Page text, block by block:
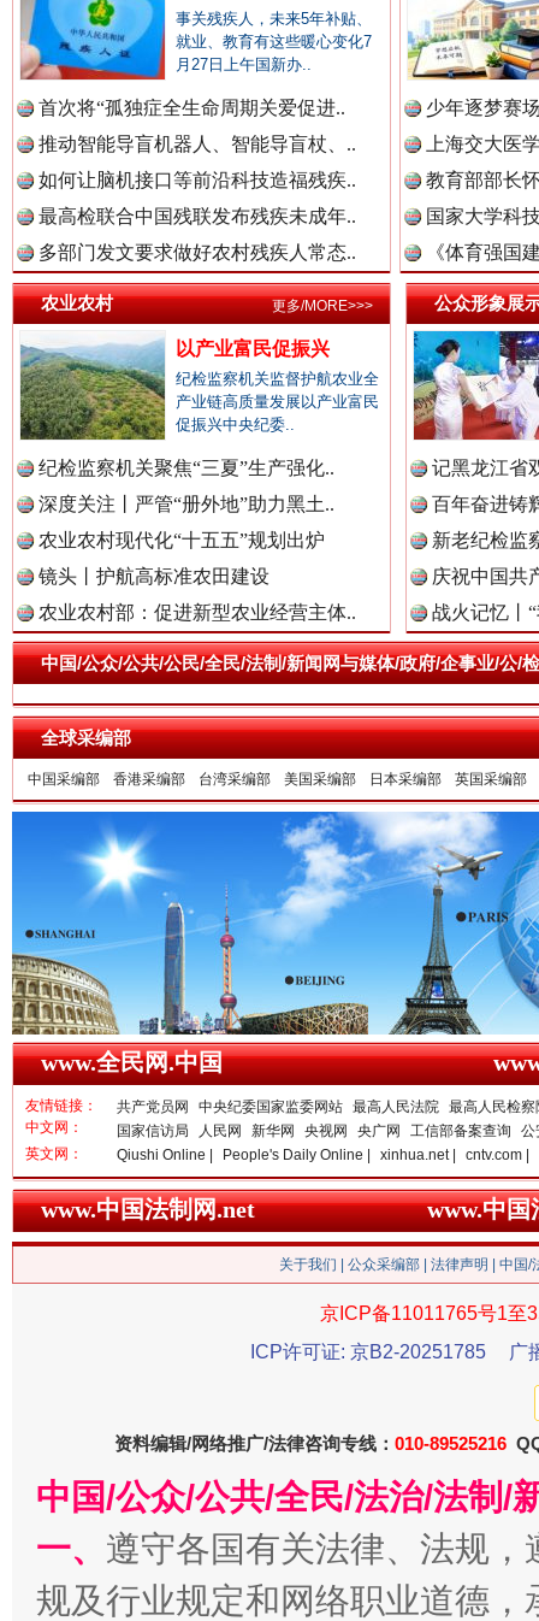
雄关漫道展新颜 “
衣柜里的秘密 高速路
春天里的科技盛宴
巳巳如意，开工大吉！ 三轮上
事关残疾人，未来5年补贴、
就业、教育有这些暖心变化7
月27日上午国新办..
首次将“孤独症全生命周期关爱促进..
推动智能导盲机器人、智能导盲杖、..
如何让脑机接口等前沿科技造福残疾..
最高检联合中国残联发布残疾未成年..
多部门发文要求做好农村残疾人常态..
少年逐梦赛
上海交大医
教育部部长
国家大学科
《体育强国
农业农村
以产业富民促振兴
纪检监察机关监督护航农业全
产业链高质量发展以产业富民
促振兴中央纪委..
纪检监察机关聚焦“三夏”生产强化..
深度关注丨严管“册外地”助力黑土..
农业农村现代化“十五五”规划出炉
镜头丨护航高标准农田建设
农业农村部：促进新型农业经营主体..
更多/MORE>>> 公众形象展
记黑龙江省
百年奋进铸
新老纪检监
庆祝中国共
战火记忆丨
中国/公众/公共/公民/全民/法制/新闻网与媒体/政府/企事业/公/
全球采编部
中国采编部 香港采编部 台湾采编部 美国采编部 日本采编部 英国采编部
www.全民网.中国
友情链接：
中文网：
共产党员网 中央纪委国家监委网站 最高人民法院 最高人民检察
国家信访局
人民网 新华网 央视网 央广网 工信部备案查询
公
英文网：
Qiushi Online | People's Daily Online | xinhua.net | cntv.com |
www.中国法制网.net www.中
关于我们 公众采编部 法律声明 | 中国
京ICP备11011765号1至
ICP许可证: 京B2-20251785
广
资料编辑/网络推广/法律咨询专线： 010-89525216
中国/公众/公共/全民/法治/法制/
一、 遵守各国有关法律、法规
规及行业规定和网络职业道德